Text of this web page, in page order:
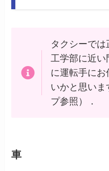
タクシーで
工学部に近い
に運転手にお
いかと思いま
プ参照）．
車